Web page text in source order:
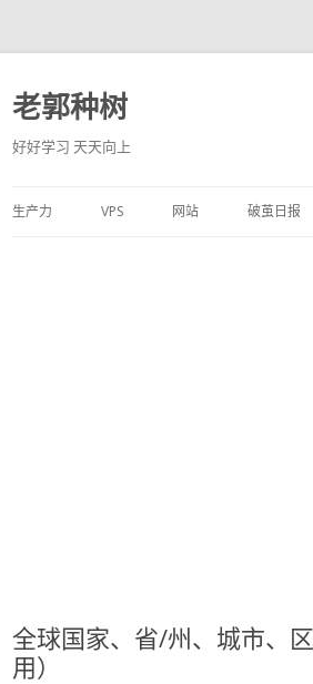
老郭种树
好好学习 天天向上
生产力 VPS 网站 破茧日报
全球国家、省/州、城市、
用）